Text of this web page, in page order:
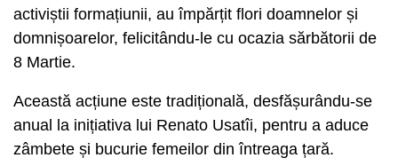
activiștii formațiunii, au împărțit flori doamnelor și
domnișoarelor, felicitându-le cu ocazia sărbătorii de
8 Martie.
Această acțiune este tradițională, desfășurându-se
anual la inițiativa lui Renato Usatîi, pentru a aduce
zâmbete și bucurie femeilor din întreaga țară.